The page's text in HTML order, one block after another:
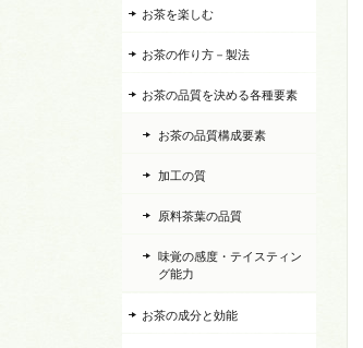
お茶を楽しむ
お茶の作り方－製法
お茶の品質を決める各種要素
お茶の品質構成要素
加工の質
原料茶葉の品質
味覚の感度・テイスティン
グ能力
お茶の成分と効能